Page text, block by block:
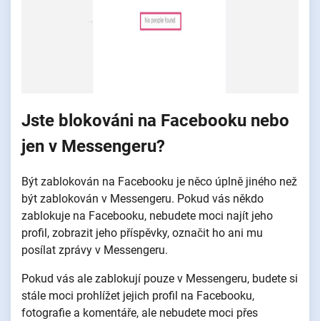
Jste blokováni na Facebooku nebo
jen v Messengeru?
Být zablokován na Facebooku je něco úplně jiného než
být zablokován v Messengeru. Pokud vás někdo
zablokuje na Facebooku, nebudete moci najít jeho
profil, zobrazit jeho příspěvky, označit ho ani mu
posílat zprávy v Messengeru.
Pokud vás ale zablokují pouze v Messengeru, budete si
stále moci prohlížet jejich profil na Facebooku,
fotografie a komentáře, ale nebudete moci přes